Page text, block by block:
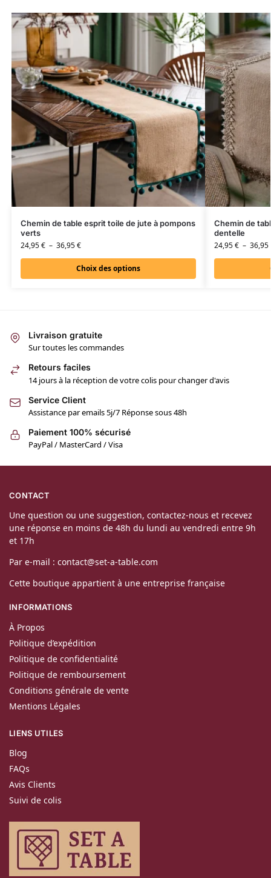
Chemin de table esprit toile de jute à pompons
verts
24,95€ – 36,95€
Choix des options
Chemin de
dentelle
24,95€ – 36,95
Livraison gratuite
Sur toutes les commandes
Retours faciles
14 jours à la réception de votre colis pour changer d'avis
Service Client
Assistance par emails 5j/7 Réponse sous 48h
Paiement 100% sécurisé
PayPal / MasterCard / Visa
CONTACT
Une question ou une suggestion, contactez-nous et recevez
une réponse en moins de 48h du lundi au vendredi entre 9h
et 17h
Par e-mail : contact@set-a-table.com
Cette boutique appartient à une entreprise française
INFORMATIONS
À Propos
Politique d’expédition
Politique de confidentialité
Politique de remboursement
Conditions générale de vente
Mentions Légales
LIENS UTILES
Blog
FAQs
Avis Clients
Suivi de colis